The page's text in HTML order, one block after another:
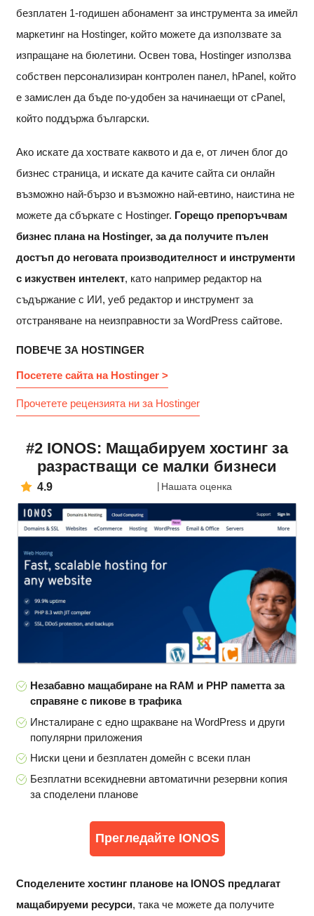
безплатен 1-годишен абонамент за инструмента за имейл
маркетинг на Hostinger, който можете да използвате за
изпращане на бюлетини. Освен това, Hostinger използва
собствен персонализиран контролен панел, hPanel, който
е замислен да бъде по-удобен за начинаещи от cPanel,
който поддържа български.
Ако искате да хоствате каквото и да е, от личен блог до
бизнес страница, и искате да качите сайта си онлайн
възможно най-бързо и възможно най-евтино, наистина не
можете да сбъркате с Hostinger. Горещо препоръчвам
бизнес плана на Hostinger, за да получите пълен
достъп до неговата производителност и инструменти
с изкуствен интелект, като например редактор на
съдържание с ИИ, уеб редактор и инструмент за
отстраняване на неизправности за WordPress сайтове.
ПОВЕЧЕ ЗА HOSTINGER
Посетете сайта на Hostinger >
Прочетете рецензията ни за Hostinger
#2 IONOS: Мащабируем хостинг за
разрастващи се малки бизнеси
4.9 Нашата оценка
Незабавно мащабиране на RAM и PHP паметта за
справяне с пикове в трафика
Инсталиране с едно щракване на WordPress и други
популярни приложения
Ниски цени и безплатен домейн с всеки план
Безплатни всекидневни автоматични резервни копия
за споделени планове
Прегледайте IONOS
Споделените хостинг планове на IONOS предлагат
мащабируеми ресурси, така че можете да получите